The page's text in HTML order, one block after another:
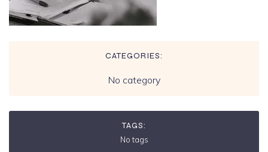
CATEGORIES:
No category
TAGS:
No tags